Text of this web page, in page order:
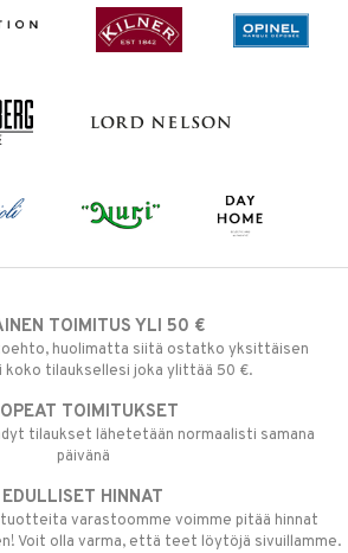
TOIMITUS YLI 50 €
huolimatta siitä ostatko yksittäisen
tilauksellesi joka ylittää 50 €.
TOIMITUKSET
tilaukset lähetetään normaalisti samana
päivänä
EDULLISET HINNAT
varastoomme voimme pitää hinnat
Voit olla varma, että teet löytöjä sivuillamme.